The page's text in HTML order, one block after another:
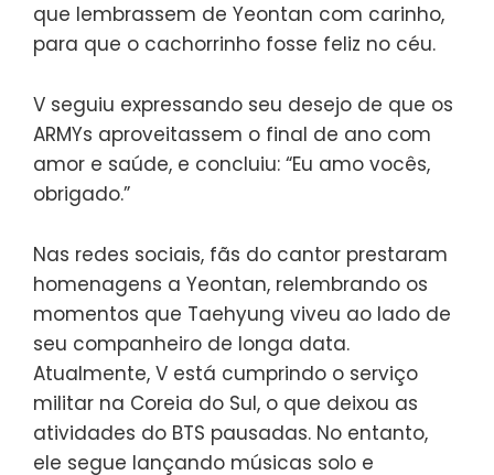
que lembrassem de Yeontan com carinho,
para que o cachorrinho fosse feliz no céu.
V seguiu expressando seu desejo de que os
ARMYs aproveitassem o final de ano com
amor e saúde, e concluiu: “Eu amo vocês,
obrigado.”
Nas redes sociais, fãs do cantor prestaram
homenagens a Yeontan, relembrando os
momentos que Taehyung viveu ao lado de
seu companheiro de longa data.
Atualmente, V está cumprindo o serviço
militar na Coreia do Sul, o que deixou as
atividades do BTS pausadas. No entanto,
ele segue lançando músicas solo e